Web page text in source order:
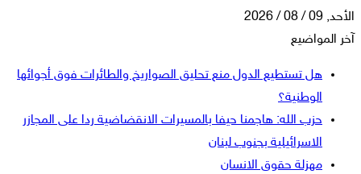
الأحد, 09 / 08 / 2026
آخر المواضيع
هل تستطيع الدول منع تحليق الصواريخ والطائرات فوق أجوائها
الوطنية؟
حزب الله: هاجمنا حيفا بالمسيرات الانقضاضية ردا على المجازر
الاسرائيلية بجنوب لبنان
مهزلة حقوق الانسان